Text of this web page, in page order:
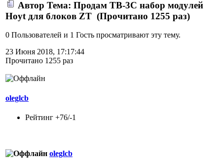
Автор Тема: Продам TB-3C набор модулей
Hoyt для блоков ZT (Прочитано 1255 раз)
0 Пользователей и 1 Гость просматривают эту тему.
23 Июня 2018, 17:17:44
Прочитано 1255 раз
oleglcb
Рейтинг +76/-1
oleglcb